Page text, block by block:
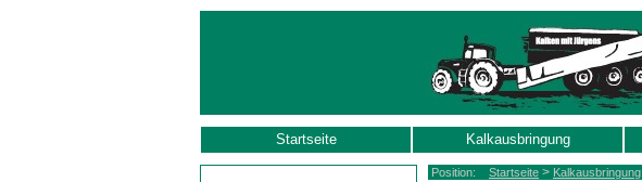
Startseite Kalkausbringung
Position: Startseite > Kalkausbringung